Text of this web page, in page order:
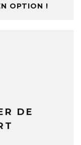
OPTION !
DE